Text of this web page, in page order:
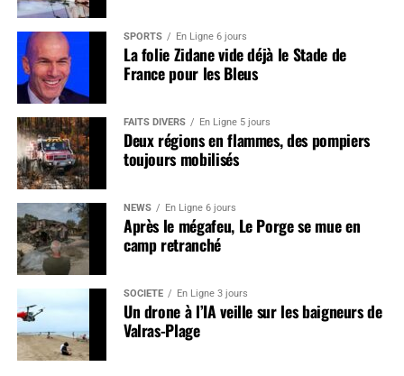
SPORTS En Ligne 6 jours
La folie Zidane vide déjà le Stade de
France pour les Bleus
FAITS DIVERS En Ligne 5 jours
Deux régions en flammes, des pompiers
toujours mobilisés
NEWS En Ligne 6 jours
Après le mégafeu, Le Porge se mue en
camp retranché
SOCIÉTÉ En Ligne 3 jours
Un drone à l’IA veille sur les baigneurs de
Valras-Plage